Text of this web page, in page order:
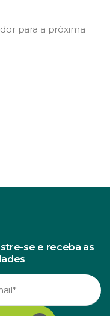
para a próxima
se e receba as